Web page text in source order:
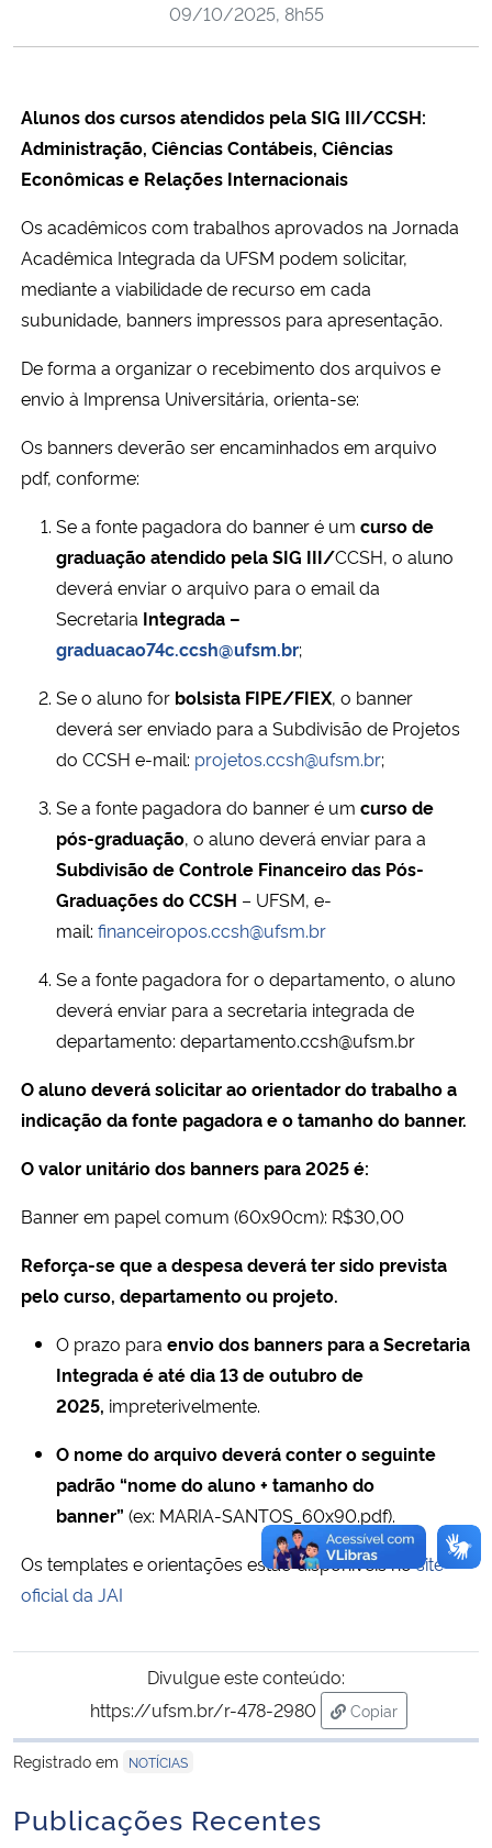
Ministério da Ciência, Tecnologia, Inovações e Comunicações
Ministério do Meio Ambiente
Ministério do Turismo
Ministério do Desenvolvimento Regional
Ministério da Mulher, da Família e dos Direitos Humanos
Secretaria de Governo
Gabinete de Segurança Institucional
09/10/2025, 8h55
Alunos dos cursos atendidos pela SIG III/CCSH:
Administração, Ciências Contábeis, Ciências
Econômicas e Relações Internacionais
Os acadêmicos com trabalhos aprovados na Jornada
Acadêmica Integrada da UFSM podem solicitar,
mediante a viabilidade de recurso em cada
subunidade, banners impressos para apresentação.
De forma a organizar o recebimento dos arquivos e
envio à Imprensa Universitária, orienta-se:
Os banners deverão ser encaminhados em arquivo
pdf, conforme:
Se a fonte pagadora do banner é um curso de
graduação atendido pela SIG III/CCSH, o aluno
deverá enviar o arquivo para o email da
Secretaria Integrada –
graduacao74c.ccsh@ufsm.br;
Se o aluno for bolsista FIPE/FIEX, o banner
deverá ser enviado para a Subdivisão de Projetos
do CCSH e-mail: projetos.ccsh@ufsm.br;
Se a fonte pagadora do banner é um curso de
pós-graduação, o aluno deverá enviar para a
Subdivisão de Controle Financeiro das Pós-
Graduações do CCSH – UFSM, e-
mail: financeiropos.ccsh@ufsm.br
Se a fonte pagadora for o departamento, o aluno
deverá enviar para a secretaria integrada de
departamento: departamento.ccsh@ufsm.br
O aluno deverá solicitar ao orientador do trabalho a
indicação da fonte pagadora e o tamanho do banner.
O valor unitário dos banners para 2025 é:
Banner em papel comum (60x90cm): R$30,00
Reforça-se que a despesa deverá ter sido prevista
pelo curso, departamento ou projeto.
O prazo para envio dos banners para a Secretaria
Integrada é até dia 13 de outubro de
2025, impreterivelmente.
O nome do arquivo deverá conter o seguinte
padrão “nome do aluno + tamanho do
banner” (ex: MARIA-SANTOS_60x90.pdf).
Os templates e orientações estão disponíveis nosite
oficial da JAI
Divulgue este conteúdo:
https://ufsm.br/r-478-2980
Copiar
para área de
Registrado em
NOTÍCIAS
Publicações Recentes